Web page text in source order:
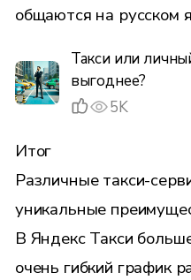
общаются на русском
Такси или
выгоднее?
5K
Итог
Различные такси-
уникальные
В Яндекс Такси
очень гибкий график